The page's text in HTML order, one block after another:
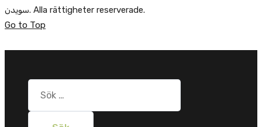
سویدن. Alla rättigheter reserverade.
Go to Top
Sök
efter: